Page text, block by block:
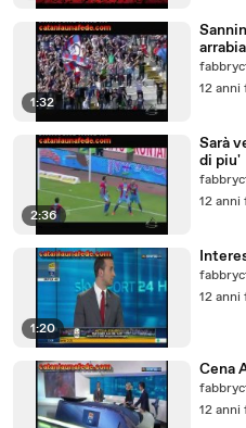
1:32
12 anni
2:36
Sarà
di piu'
12 anni
1:20
12 anni
Cena
12 anni